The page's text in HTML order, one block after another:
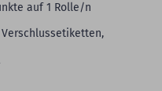
auf 1 Rolle/n